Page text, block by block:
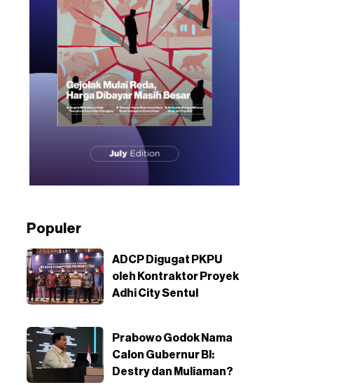
Populer
ADCP Digugat PKPU
oleh Kontraktor Proyek
Adhi City Sentul
Prabowo Godok Nama
Calon Gubernur BI:
Destry dan Muliaman?